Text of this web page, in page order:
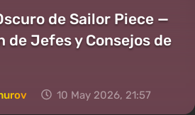
de Sailor Piece —
de Jefes y Consejos de
10 May 2026, 21:57